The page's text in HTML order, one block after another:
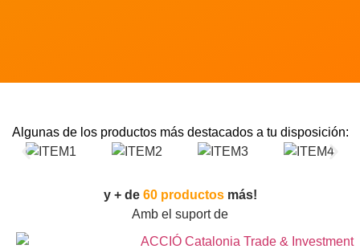
Algunas de los productos más destacados a tu disposición:
y + de 60 productosmás!
Amb el suport de